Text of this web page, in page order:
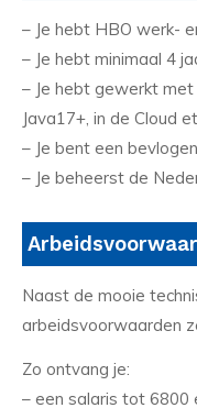
– Je hebt HBO werk-
– Je hebt minimaal 4
– Je hebt gewerkt
Java17+, in de Cloud
– Je bent een
– Je beheerst de
Naast de mooie
arbeidsvoorwaarden
Zo ontvang je:
– een salaris tot 6800